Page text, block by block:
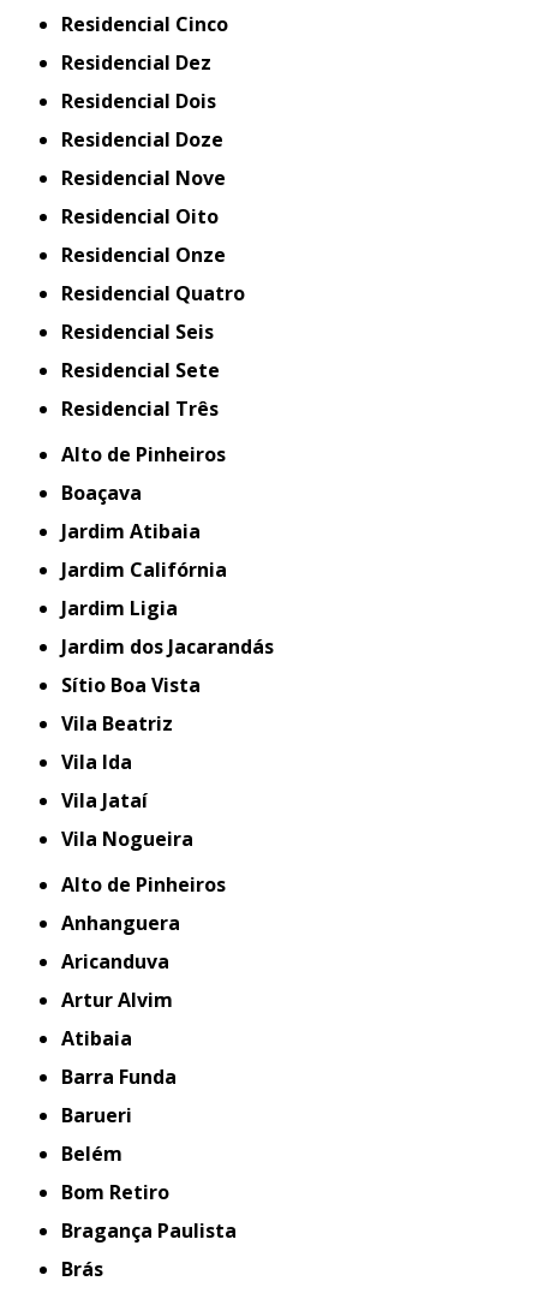
Residencial Cinco
Residencial Dez
Residencial Dois
Residencial Doze
Residencial Nove
Residencial Oito
Residencial Onze
Residencial Quatro
Residencial Seis
Residencial Sete
Residencial Três
Alto de Pinheiros
Boaçava
Jardim Atibaia
Jardim Califórnia
Jardim Ligia
Jardim dos Jacarandás
Sítio Boa Vista
Vila Beatriz
Vila Ida
Vila Jataí
Vila Nogueira
Alto de Pinheiros
Anhanguera
Aricanduva
Artur Alvim
Atibaia
Barra Funda
Barueri
Belém
Bom Retiro
Bragança Paulista
Brás